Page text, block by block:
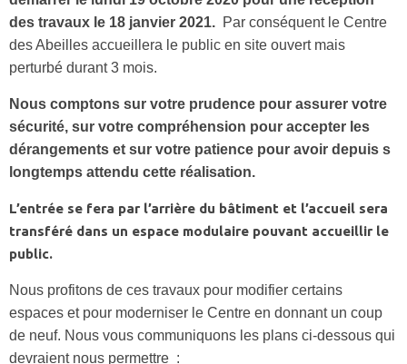
des travaux le 18 janvier 2021. Par conséquent le Centre
des Abeilles accueillera le public en site ouvert mais
perturbé durant 3 mois.
Nous comptons sur votre prudence pour assurer votre
sécurité, sur votre compréhension pour accepter les
dérangements et sur votre patience pour avoir depuis s
longtemps attendu cette réalisation.
L’entrée se fera par l’arrière du bâtiment et l’accueil sera
transféré dans un espace modulaire pouvant accueillir le
public.
Nous profitons de ces travaux pour modifier certains
espaces et pour moderniser le Centre en donnant un coup
de neuf. Nous vous communiquons les plans ci-dessous qui
devraient nous permettre :